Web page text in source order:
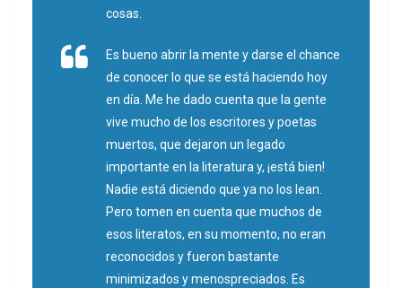
cosas.
Es bueno abrir la mente y darse el chance
de conocer lo que se está haciendo hoy
en día. Me he dado cuenta que la gente
vive mucho de los escritores y poetas
muertos, que dejaron un legado
importante en la literatura y, ¡está bien!
Nadie está diciendo que ya no los lean.
Pero tomen en cuenta que muchos de
esos literatos, en su momento, no eran
reconocidos y fueron bastante
minimizados y menospreciados. Es